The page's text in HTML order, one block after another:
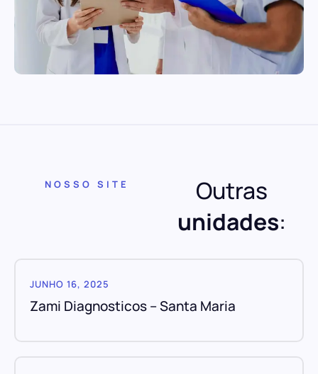
NOSSO SITE
Outras
unidades:
JUNHO 16, 2025
Zami Diagnosticos – Santa Maria